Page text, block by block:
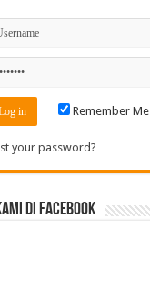
Remember Me
your password?
di Facebook